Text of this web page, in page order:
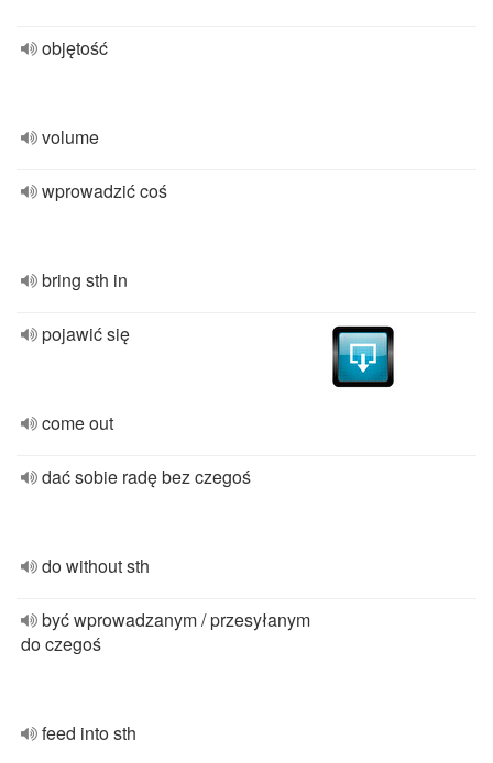
objętość
volume
wprowadzić coś
bring sth in
pojawić się
come out
dać sobie radę bez czegoś
do without sth
być wprowadzanym / przesyłanym
do czegoś
feed into sth